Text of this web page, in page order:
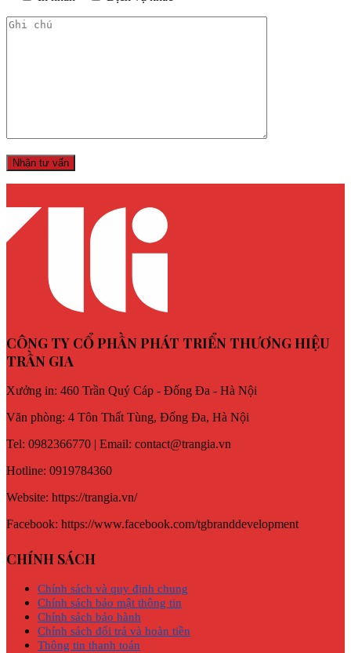
CÔNG TY CỔ PHẦN PHÁT TRIỂN THƯƠNG HIỆU
TRẦN GIA
Xưởng in: 460 Trần Quý Cáp - Đống Đa - Hà Nội
Văn phòng: 4 Tôn Thất Tùng, Đống Đa, Hà Nội
Tel: 0982366770 | Email: contact@trangia.vn
Hotline: 0919784360
Website: https://trangia.vn/
Facebook: https://www.facebook.com/tgbranddevelopment
CHÍNH SÁCH
Chính sách và quy định chung
Chính sách bảo mật thông tin
Chính sách bảo hành
Chính sách đổi trả và hoàn tiền
Thông tin thanh toán